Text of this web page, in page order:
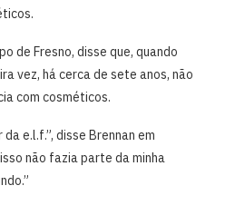
de Fresno, disse que, quando
vez, há cerca de sete anos, não
com cosméticos.
e.l.f.”, disse Brennan em
não fazia parte da minha